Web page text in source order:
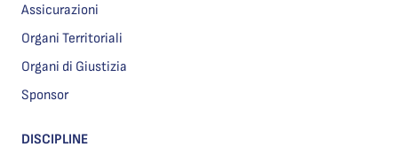
Assicurazioni
Organi Territoriali
Organi di Giustizia
Sponsor
DISCIPLINE